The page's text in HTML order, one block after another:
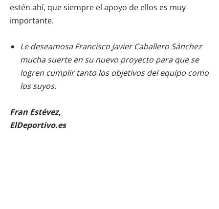
estén ahí, que siempre el apoyo de ellos es muy
importante.
Le deseamosa Francisco Javier Caballero Sánchez
mucha suerte en su nuevo proyecto para que se
logren cumplir tanto los objetivos del equipo como
los suyos.
Fran Estévez,
ElDeportivo.es